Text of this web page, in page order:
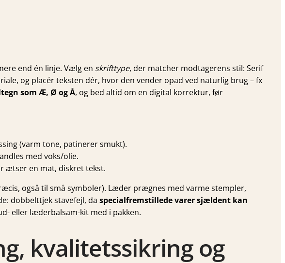
end én linje. Vælg en skrifttype, der matcher modtagerens stil: Serif
og placér teksten dér, hvor den vender opad ved naturlig brug – fx
som Æ, Ø og Å, og bed altid om en digital korrektur, før
(varm tone, patinerer smukt).
med voks/olie.
ætser en mat, diskret tekst.
også til små symboler). Læder prægnes med varme stempler,
dobbelttjek stavefejl, da specialfremstillede varer sjældent kan
eller læderbalsam-kit med i pakken.
kvalitetssikring og